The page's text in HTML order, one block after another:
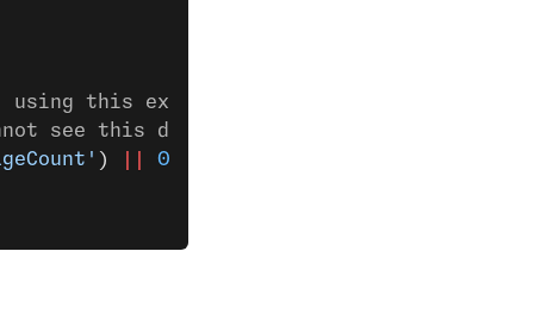
this exact session ID.
see this data.
) 0